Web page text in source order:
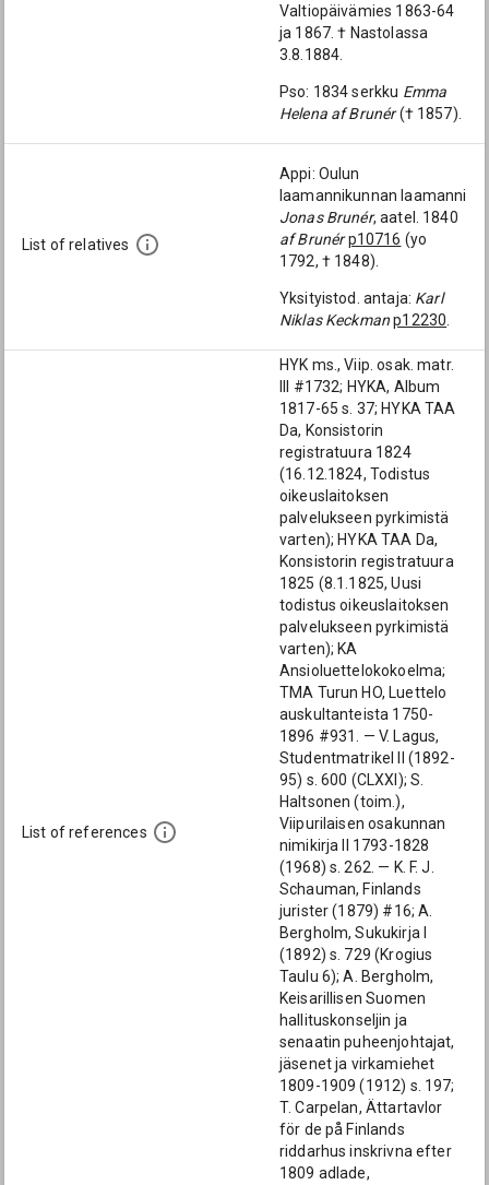
Valtiopäivämies 1863-64
ja 1867. † Nastolassa
3.8.1884.
Pso: 1834 serkku Emma
Helena af Brunér(† 1857).
List of relatives
Appi: Oulun
laamannikunnan laamanni
Jonas Brunér, aatel. 1840
af Brunér p10716 (yo
1792, † 1848).
Yksityistod. antaja: Karl
Niklas Keckman p12230
List of references
HYK ms., Viip. osak. matr.
III #1732; HYKA, Album
1817-65 s. 37; HYKA TAA
Da, Konsistorin
registratuura 1824
(16.12.1824, Todistus
oikeuslaitoksen
palvelukseen pyrkimistä
varten); HYKA TAA Da,
Konsistorin registratuura
1825 (8.1.1825, Uusi
todistus oikeuslaitoksen
palvelukseen pyrkimistä
varten); KA
Ansioluettelokokoelma;
TMA Turun HO, Luettelo
auskultanteista 1750-
1896 #931. — V. Lagus,
Studentmatrikel II (1892-
95) s. 600 (CLXXI); S.
Haltsonen (toim.),
Viipurilaisen osakunnan
nimikirja II 1793-1828
(1968) s. 262. — K. F. J.
Schauman, Finlands
jurister (1879) #16; A.
Bergholm, Sukukirja I
(1892) s. 729 (Krogius
Taulu 6); A. Bergholm,
Keisarillisen Suomen
hallituskonseljin ja
senaatin puheenjohtajat,
jäsenet ja virkamiehet
1809-1909 (1912) s. 197;
T. Carpelan, Ättartavlor
för de på Finlands
riddarhus inskrivna efter
1809 adlade,